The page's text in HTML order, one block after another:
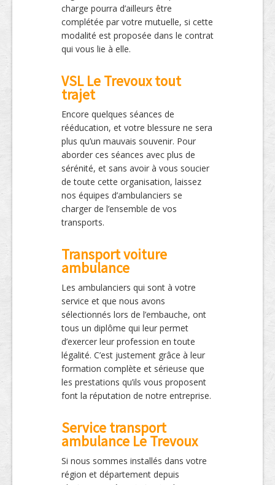
charge pourra d’ailleurs être
complétée par votre mutuelle, si cette
modalité est proposée dans le contrat
qui vous lie à elle.
VSL Le Trevoux tout
trajet
Encore quelques séances de
rééducation, et votre blessure ne sera
plus qu’un mauvais souvenir. Pour
aborder ces séances avec plus de
sérénité, et sans avoir à vous soucier
de toute cette organisation, laissez
nos équipes d’ambulanciers se
charger de l’ensemble de vos
transports.
Transport voiture
ambulance
Les ambulanciers qui sont à votre
service et que nous avons
sélectionnés lors de l’embauche, ont
tous un diplôme qui leur permet
d’exercer leur profession en toute
légalité. C’est justement grâce à leur
formation complète et sérieuse que
les prestations qu’ils vous proposent
font la réputation de notre entreprise.
Service transport
ambulance Le Trevoux
Si nous sommes installés dans votre
région et département depuis